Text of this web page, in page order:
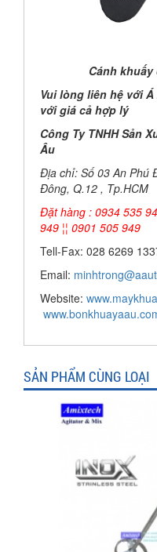
Cánh
Vui lòng liên hệ với
với giá cả hợp lý
Công Ty TNHH Sản
Âu
Địa chỉ: Số 03 An Phú
Đông, Q.12 , Tp.HCM
Đặt hàng : 0934 535
949 ¦¦ 0901 505 949
Tell-Fax: 028 6269
Email:
Website:
SẢN PHẨM CÙNG LOẠI